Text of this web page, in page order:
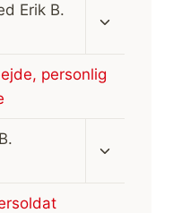
Erik B.
personlig